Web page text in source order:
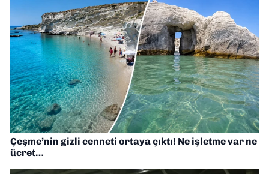
Çeşme’nin gizli cenneti ortaya çıktı! Ne işletme var ne
ücret…